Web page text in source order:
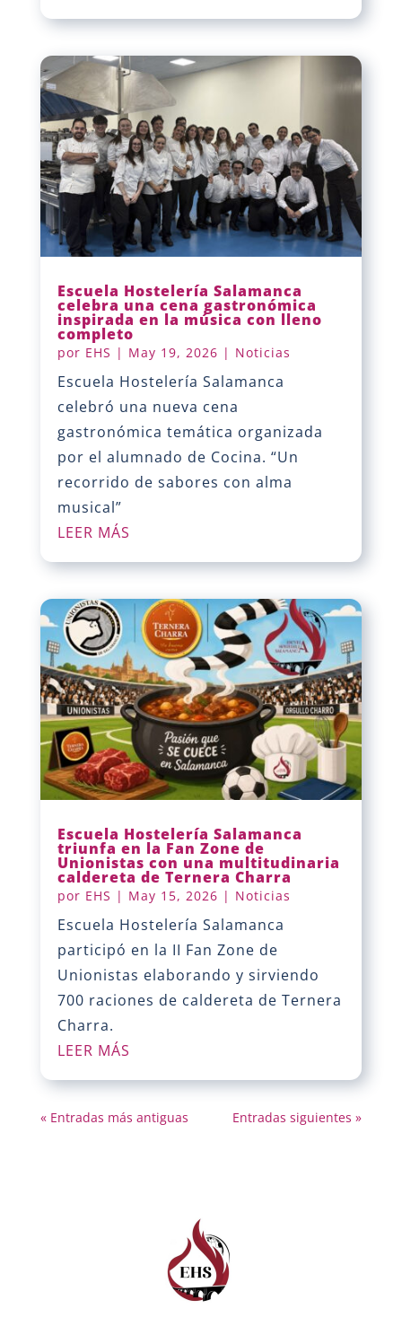
Escuela Hostelería Salamanca
celebra una cena gastronómica
inspirada en la música con lleno
completo
por EHS | May 19, 2026 | Noticias
Escuela Hostelería Salamanca
celebró una nueva cena
gastronómica temática organizada
por el alumnado de Cocina. “Un
recorrido de sabores con alma
musical”
LEER MÁS
Escuela Hostelería Salamanca
triunfa en la Fan Zone de
Unionistas con una multitudinaria
caldereta de Ternera Charra
por EHS | May 15, 2026 | Noticias
Escuela Hostelería Salamanca
participó en la II Fan Zone de
Unionistas elaborando y sirviendo
700 raciones de caldereta de Ternera
Charra.
LEER MÁS
« Entradas más antiguas Entradas siguientes »